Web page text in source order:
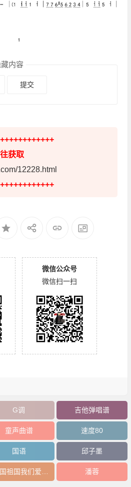
内容
获取
12228.html
微信公众号
微信扫一扫
G调 吉他弹唱谱
童声曲谱 速度80
国语 邱子墨
潘蓉